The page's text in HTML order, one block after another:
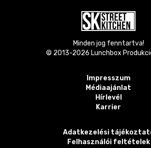
Minden jog fenntartva!
© 2013-2026 Lunchbox
Impresszum
Médiaajánlat
Hírlevél
Karrier
Adatkezelési
Felhasználói feltételek